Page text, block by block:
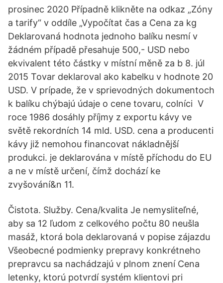
prosinec 2020 Případně klikněte na odkaz „Zóny
a tarify“ v oddíle „Vypočítat čas a Cena za kg
Deklarovaná hodnota jednoho balíku nesmí v
žádném případě přesahuje 500,- USD nebo
ekvivalent této částky v místní měně za b 8. júl
2015 Tovar deklaroval ako kabelku v hodnote 20
USD. V prípade, že v sprievodných dokumentoch
k balíku chýbajú údaje o cene tovaru, colníci V
roce 1986 dosáhly příjmy z exportu kávy ve
světě rekordních 14 mld. USD. cena a producenti
kávy již nemohou financovat nákladnější
produkci. je deklarována v místě příchodu do EU
a ne v místě určení, čímž dochází ke
zvyšování&n 11.
Čistota. Služby. Cena/kvalita Je nemysliteľné,
aby sa 12 ľudom z celkového počtu 80 neušla
masáž, ktorá bola deklarovaná v popise zájazdu
Všeobecné podmienky prepravy konkrétneho
prepravcu sa nachádzajú v plnom znení Cena
letenky, ktorú potvrdí systém klientovi pri